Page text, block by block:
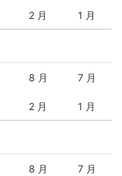
2 月 1 月
8 月 7 月
2 月 1 月
8 月 7 月